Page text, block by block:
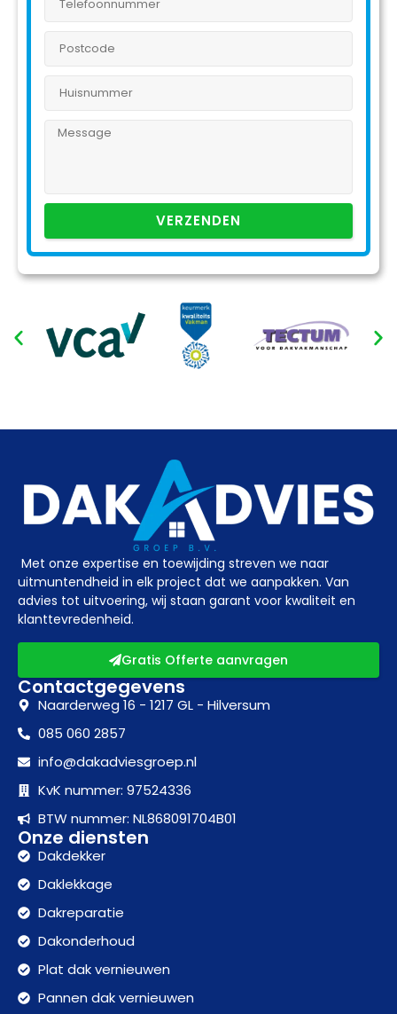
VERZENDEN
Met onze expertise en toewijding streven we naar
uitmuntendheid in elk project dat we aanpakken. Van
advies tot uitvoering, wij staan garant voor kwaliteit en
klanttevredenheid.
Gratis Offerte aanvragen
Contactgegevens
Naarderweg 16 - 1217 GL - Hilversum
085 060 2857
info@dakadviesgroep.nl
KvK nummer: 97524336
BTW nummer: NL868091704B01
Onze diensten
Dakdekker
Daklekkage
Dakreparatie
Dakonderhoud
Plat dak vernieuwen
Pannen dak vernieuwen